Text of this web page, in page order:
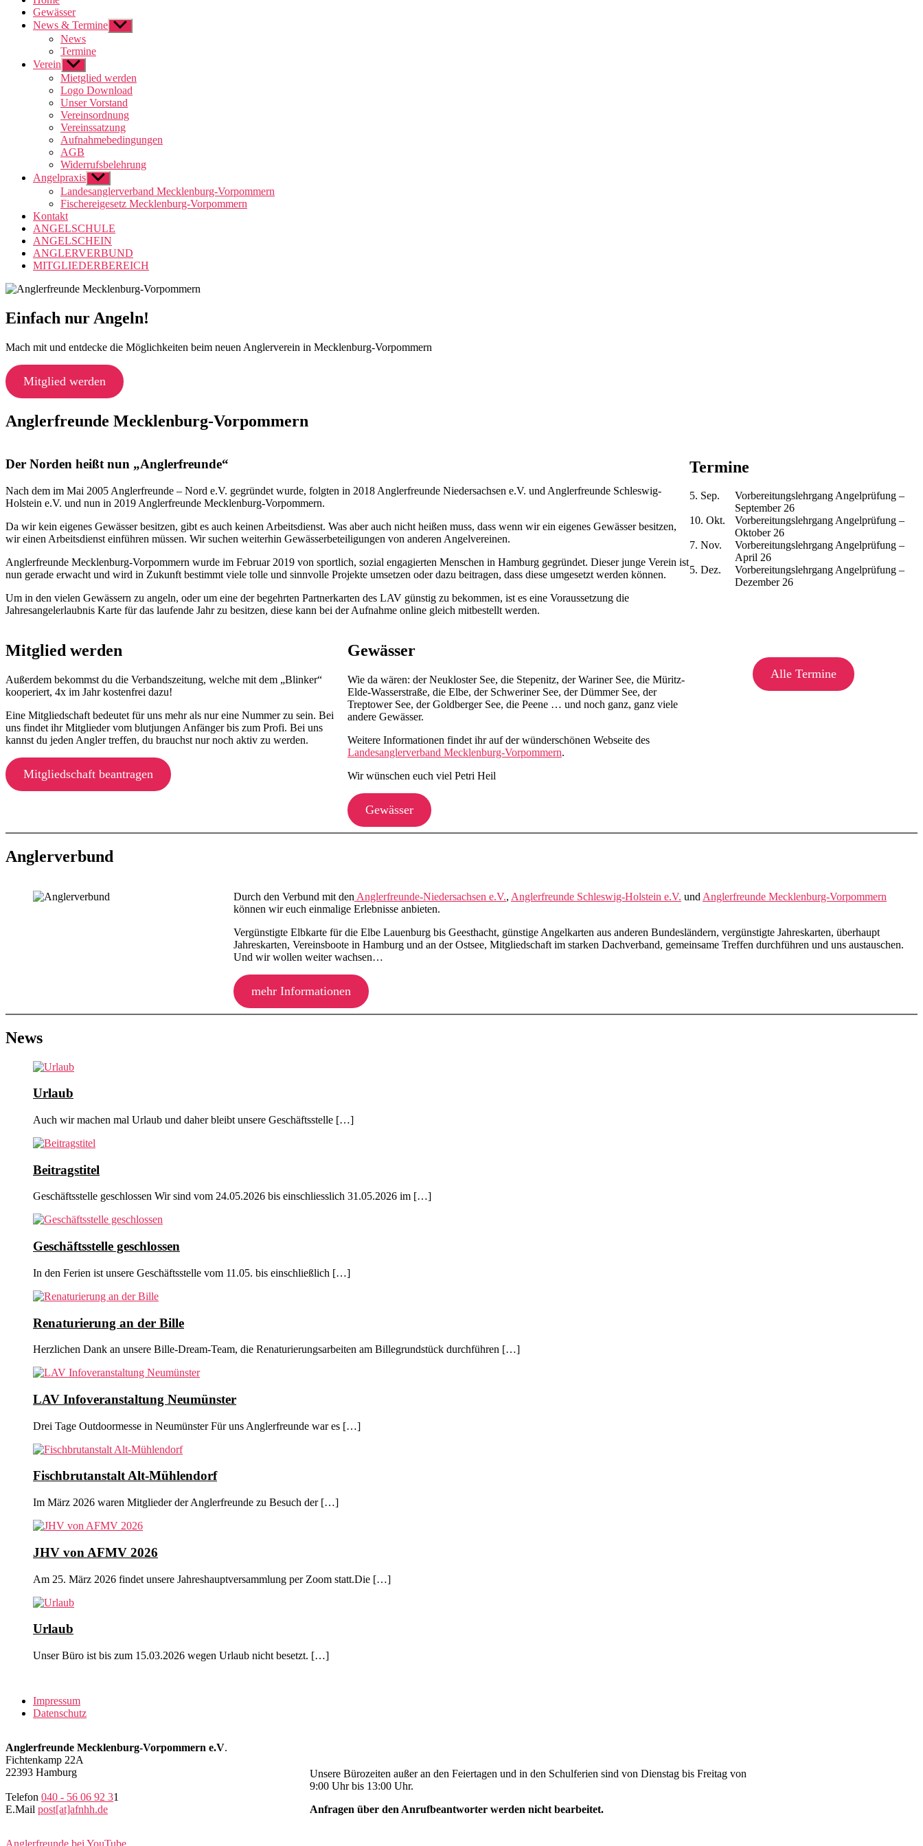
Gewässer
News & Termine Untermenü
anzeigen
News
Termine
Verein Untermenü
anzeigen
Mietglied werden
Logo Download
Unser Vorstand
Vereinsordnung
Vereinssatzung
Aufnahmebedingungen
AGB
Widerrufsbelehrung
Angelpraxis Untermenü
anzeigen
Landesanglerverband Mecklenburg-Vorpommern
Fischereigesetz Mecklenburg-Vorpommern
Kontakt
ANGELSCHULE
ANGELSCHEIN
ANGLERVERBUND
MITGLIEDERBEREICH
Einfach nur Angeln!
Mach mit und entdecke die Möglichkeiten beim neuen Anglerverein in Mecklenburg-Vorpommern
Mitglied werden
Anglerfreunde Mecklenburg-Vorpommern
Der Norden heißt nun „Anglerfreunde“
Nach dem im Mai 2005 Anglerfreunde – Nord e.V. gegründet wurde, folgten in 2018 Anglerfreunde Niedersachsen e.V. und Anglerfreunde Schleswig-
Holstein e.V. und nun in 2019 Anglerfreunde Mecklenburg-Vorpommern.
Da wir kein eigenes Gewässer besitzen, gibt es auch keinen Arbeitsdienst. Was aber auch nicht heißen muss, dass wenn wir ein eigenes Gewässer besitzen,
wir einen Arbeitsdienst einführen müssen. Wir suchen weiterhin Gewässerbeteiligungen von anderen Angelvereinen.
Anglerfreunde Mecklenburg-Vorpommern wurde im Februar 2019 von sportlich, sozial engagierten Menschen in Hamburg gegründet. Dieser junge Verein ist
nun gerade erwacht und wird in Zukunft bestimmt viele tolle und sinnvolle Projekte umsetzen oder dazu beitragen, dass diese umgesetzt werden können.
Um in den vielen Gewässern zu angeln, oder um eine der begehrten Partnerkarten des LAV günstig zu bekommen, ist es eine Voraussetzung die
Jahresangelerlaubnis Karte für das laufende Jahr zu besitzen, diese kann bei der Aufnahme online gleich mitbestellt werden.
Mitglied werden
Außerdem bekommst du die Verbandszeitung, welche mit dem „Blinker“
kooperiert, 4x im Jahr kostenfrei dazu!
Eine Mitgliedschaft bedeutet für uns mehr als nur eine Nummer zu sein. Bei
uns findet ihr Mitglieder vom blutjungen Anfänger bis zum Profi. Bei uns
kannst du jeden Angler treffen, du brauchst nur noch aktiv zu werden.
Mitgliedschaft beantragen
Gewässer
Wie da wären: der Neukloster See, die Stepenitz, der Wariner See, die Müritz-
Elde-Wasserstraße, die Elbe, der Schweriner See, der Dümmer See, der
Treptower See, der Goldberger See, die Peene … und noch ganz, ganz viele
andere Gewässer.
Weitere Informationen findet ihr auf der wünderschönen Webseite des
Landesanglerverband Mecklenburg-Vorpommern.
Wir wünschen euch viel Petri Heil
Gewässer
Termine
5. Sep.
Vorbereitungslehrgang Angelprüfung –
September 26
10. Okt.
Vorbereitungslehrgang Angelprüfung –
Oktober 26
7. Nov.
Vorbereitungslehrgang Angelprüfung –
April 26
5. Dez.
Vorbereitungslehrgang Angelprüfung –
Dezember 26
Alle Termine
Anglerverbund
Durch den Verbund mit den Anglerfreunde-Niedersachsen e.V., Anglerfreunde Schleswig-Holstein e.V. und Anglerfreunde Mecklenburg-Vorpommern
können wir euch einmalige Erlebnisse anbieten.
Vergünstigte Elbkarte für die Elbe Lauenburg bis Geesthacht, günstige Angelkarten aus anderen Bundesländern, vergünstigte Jahreskarten, überhaupt
Jahreskarten, Vereinsboote in Hamburg und an der Ostsee, Mitgliedschaft im starken Dachverband, gemeinsame Treffen durchführen und uns austauschen.
Und wir wollen weiter wachsen…
mehr Informationen
News
Urlaub
Auch wir machen mal Urlaub und daher bleibt unsere Geschäftsstelle […]
Beitragstitel
Geschäftsstelle geschlossen Wir sind vom 24.05.2026 bis einschliesslich 31.05.2026 im […]
Geschäftsstelle geschlossen
In den Ferien ist unsere Geschäftsstelle vom 11.05. bis einschließlich […]
Renaturierung an der Bille
Herzlichen Dank an unsere Bille-Dream-Team, die Renaturierungsarbeiten am Billegrundstück durchführen […]
LAV Infoveranstaltung Neumünster
Drei Tage Outdoormesse in Neumünster Für uns Anglerfreunde war es […]
Fischbrutanstalt Alt-Mühlendorf
Im März 2026 waren Mitglieder der Anglerfreunde zu Besuch der […]
JHV von AFMV 2026
Am 25. März 2026 findet unsere Jahreshauptversammlung per Zoom statt.Die […]
Urlaub
Unser Büro ist bis zum 15.03.2026 wegen Urlaub nicht besetzt. […]
Impressum
Datenschutz
Anglerfreunde Mecklenburg-Vorpommern e.V.
Fichtenkamp 22A
22393 Hamburg
Telefon 040 - 56 06 92 31
E.Mail post[at]afnhh.de
Unsere Bürozeiten außer an den Feiertagen und in den Schulferien sind von Dienstag bis Freitag von
9:00 Uhr bis 13:00 Uhr.
Anfragen über den Anrufbeantworter werden nicht bearbeitet.
Anglerfreunde bei YouTube